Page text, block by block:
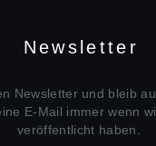
N e w s e t t e r
Newsletter und bleib
E-Mail immer wenn
veröffentlicht haben.